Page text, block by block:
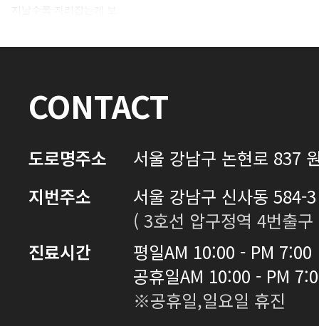
CONTACT
도로명주소
서울 강남구 논현로 837
지번주소
서울 강남구 신사동 584-
( 3호선 압구정역 4번출
진료시간
평일AM 10:00 - PM 7:00
공휴일AM 10:00 - PM
※공휴일,일요일 휴진